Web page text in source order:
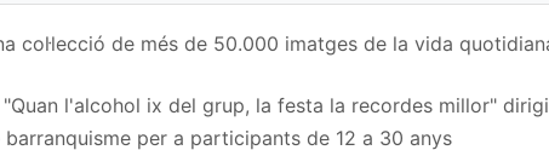
col·lecció de més de 50.000 imatges de la vida
l'alcohol ix del grup, la festa la recordes millor"
per a participants de 12 a 30 anys